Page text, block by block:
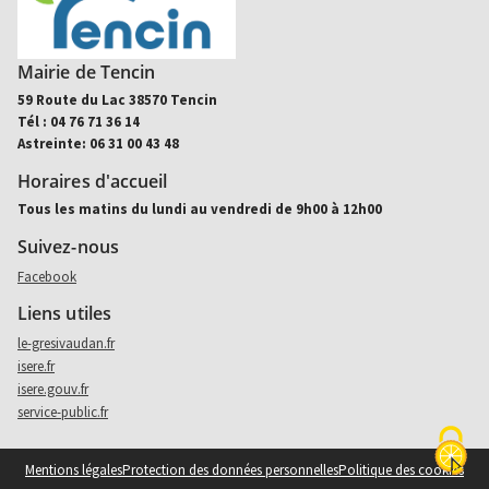
Mairie de Tencin
59 Route du Lac 38570 Tencin
Tél : 04 76 71 36 14
Astreinte: 06 31 00 43 48
Horaires d'accueil
Tous les matins du lundi au vendredi de 9h00 à 12h00
Suivez-nous
Aller sur facebook (nouvel onglet)
Facebook
Liens utiles
le-gresivaudan.fr
isere.fr
isere.gouv.fr
service-public.fr
Mentions légalesProtection des données personnellesPolitique des cookies